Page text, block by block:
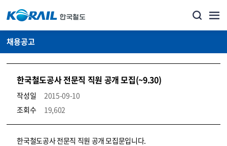
채용공고
한국철도공사 전문직 직원 공개 모집(~9.30)
작성일
2015-09-10
조회수
19,602
코레일소개_경영공시_채용공고 상세보기 – 내용, 파일, 담당자 연락처로 구성
한국철도공사 전문직 직원 공개 모집문입니다.